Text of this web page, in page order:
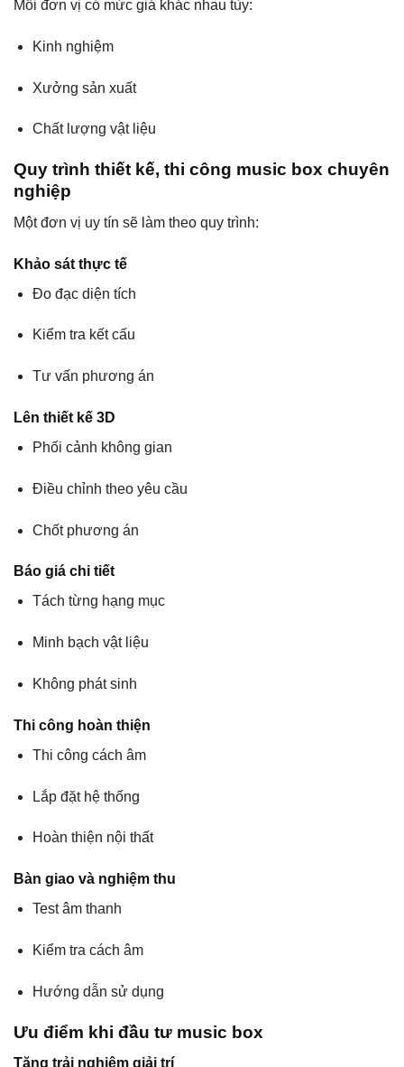
Mỗi đơn vị có mức giá khác nhau tùy:
Kinh nghiệm
Xưởng sản xuất
Chất lượng vật liệu
Quy trình thiết kế, thi công music box chuyên
nghiệp
Một đơn vị uy tín sẽ làm theo quy trình:
Khảo sát thực tế
Đo đạc diện tích
Kiểm tra kết cấu
Tư vấn phương án
Lên thiết kế 3D
Phối cảnh không gian
Điều chỉnh theo yêu cầu
Chốt phương án
Báo giá chi tiết
Tách từng hạng mục
Minh bạch vật liệu
Không phát sinh
Thi công hoàn thiện
Thi công cách âm
Lắp đặt hệ thống
Hoàn thiện nội thất
Bàn giao và nghiệm thu
Test âm thanh
Kiểm tra cách âm
Hướng dẫn sử dụng
Ưu điểm khi đầu tư music box
Tăng trải nghiệm giải trí